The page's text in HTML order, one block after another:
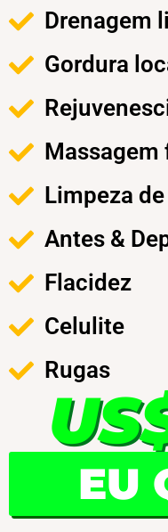
Drenagem
Gordura
Massagem
Limpeza
Antes &
Flacidez
Celulite
Rugas
EU